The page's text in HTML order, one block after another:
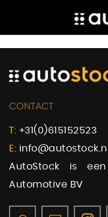
CONTACT
T: +31(0)615152523
E: info@autostock.nl
AutoStock is
Automotive BV